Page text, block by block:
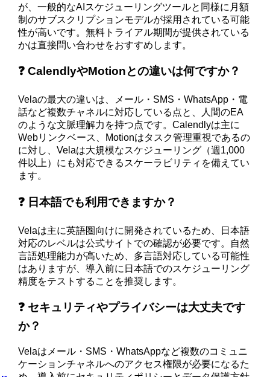
が、一般的なAIスケジューリングツールと同様に月額
制のサブスクリプションモデルが採用されている可能
性が高いです。無料トライアル期間が提供されている
かは直接問い合わせをおすすめします。
❓ CalendlyやMotionとの違いは何ですか？
Velaの最大の違いは、メール・SMS・WhatsApp・電
話など複数チャネルに対応している点と、人間のEA
のような文脈理解力を持つ点です。Calendlyは主に
Webリンクベース、Motionはタスク管理重視であるの
に対し、Velaは大規模なスケジューリング（週1,000
件以上）にも対応できるスケーラビリティを備えてい
ます。
❓ 日本語でも利用できますか？
Velaは主に英語圏向けに開発されているため、日本語
対応のレベルは公式サイトでの確認が必要です。自然
言語処理能力が高いため、多言語対応している可能性
はありますが、導入前に日本語でのスケジューリング
精度をテストすることを推奨します。
❓ セキュリティやプライバシーは大丈夫です
か？
Velaはメール・SMS・WhatsAppなど複数のコミュニ
ケーションチャネルへのアクセス権限が必要になるた